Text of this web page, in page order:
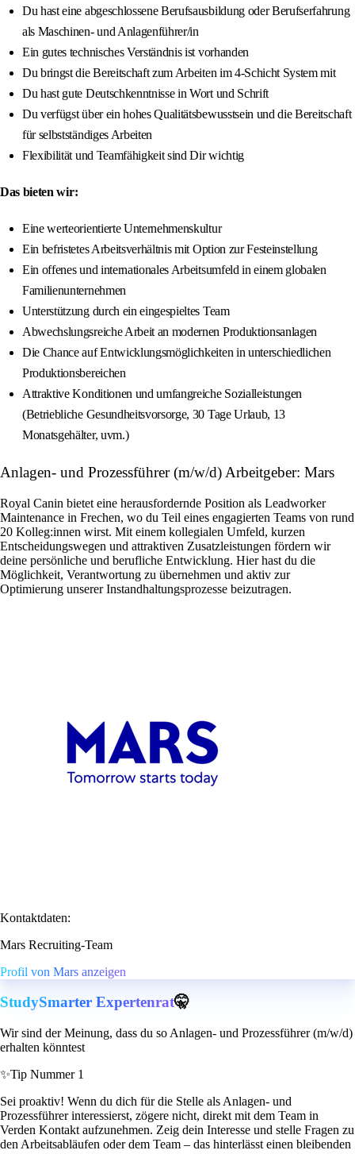
Du hast eine abgeschlossene Berufsausbildung oder Berufserfahrung
als Maschinen- und Anlagenführer/in
Ein gutes technisches Verständnis ist vorhanden
Du bringst die Bereitschaft zum Arbeiten im 4-Schicht System mit
Du hast gute Deutschkenntnisse in Wort und Schrift
Du verfügst über ein hohes Qualitätsbewusstsein und die Bereitschaft
für selbstständiges Arbeiten
Flexibilität und Teamfähigkeit sind Dir wichtig
Das bieten wir:
Eine werteorientierte Unternehmenskultur
Ein befristetes Arbeitsverhältnis mit Option zur Festeinstellung
Ein offenes und internationales Arbeitsumfeld in einem globalen
Familienunternehmen
Unterstützung durch ein eingespieltes Team
Abwechslungsreiche Arbeit an modernen Produktionsanlagen
Die Chance auf Entwicklungsmöglichkeiten in unterschiedlichen
Produktionsbereichen
Attraktive Konditionen und umfangreiche Sozialleistungen
(Betriebliche Gesundheitsvorsorge, 30 Tage Urlaub, 13
Monatsgehälter, uvm.)
Anlagen- und Prozessführer (m/w/d) Arbeitgeber: Mars
Royal Canin bietet eine herausfordernde Position als Leadworker
Maintenance in Frechen, wo du Teil eines engagierten Teams von rund
20 Kolleg:innen wirst. Mit einem kollegialen Umfeld, kurzen
Entscheidungswegen und attraktiven Zusatzleistungen fördern wir
deine persönliche und berufliche Entwicklung. Hier hast du die
Möglichkeit, Verantwortung zu übernehmen und aktiv zur
Optimierung unserer Instandhaltungsprozesse beizutragen.
Kontaktdaten:
Mars Recruiting-Team
Profil von Mars anzeigen
StudySmarter Expertenrat🤫
Wir sind der Meinung, dass du so Anlagen- und Prozessführer (m/w/d)
erhalten könntest
✨Tip Nummer 1
Sei proaktiv! Wenn du dich für die Stelle als Anlagen- und
Prozessführer interessierst, zögere nicht, direkt mit dem Team in
Verden Kontakt aufzunehmen. Zeig dein Interesse und stelle Fragen zu
den Arbeitsabläufen oder dem Team – das hinterlässt einen bleibenden